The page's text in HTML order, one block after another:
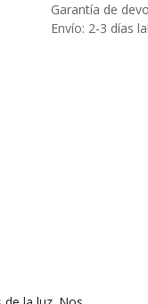
Garantía de
Envío: 2-3 días